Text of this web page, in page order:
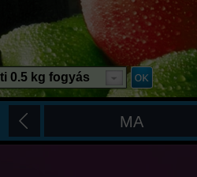
0.5 kg fogyás
MA